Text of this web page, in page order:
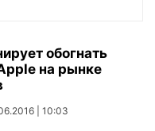
обогнать
на рынке
| 10:03